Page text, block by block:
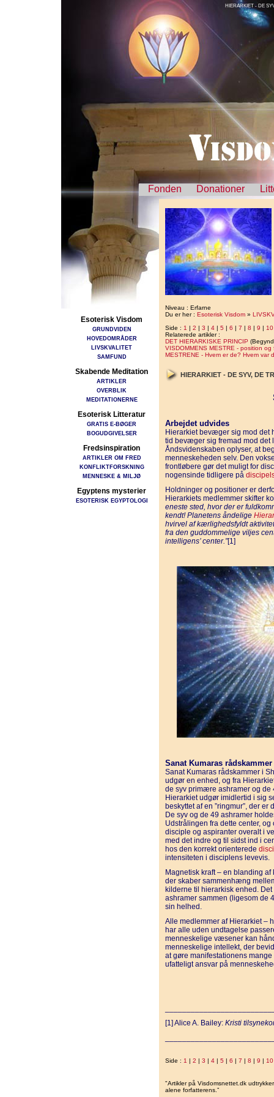
HIERARKIET - DE
Fonden Donationer
Esoterisk Visdom
GRUNDVIDEN
HOVEDOMRÅDER
LIVSKVALITET
SAMFUND
Skabende Meditation
ARTIKLER
OVERBLIK
MEDITATIONERNE
Esoterisk Litteratur
GRATIS E-BØGER
BOGUDGIVELSER
Fredsinspiration
ARTIKLER OM FRED
KONFLIKTFORSKNING
MENNESKE & MILJØ
Egyptens mysterier
ESOTERISK EGYPTOLOGI
Niveau : Erfarne
Du er her : Esoterisk Visdom »
Side : 1 | 2 | 3 | 4 | 5 | 6 | 7 | 8 | 9 | 10
Relaterede artikler :
DET HIERARKISKE PRINCIP
VISDOMMENS MESTRE - position og
MESTRENE - Hvem er de? Hvem var
HIERARKIET - DE SYV, DE
Arbejdet udvides
Hierarkiet bevæger sig mod det
tid bevæger sig fremad mod det
Åndsvidenskaben oplyser, at
menneskeheden selv. Den
frontløbere gør det muligt for
nogensinde tidligere på
Holdninger og positioner er
Hierarkiets medlemmer skifter
eneste sted, hvor der er
kendt! Planetens åndelige
hvirvel af kærlighedsfyldt
fra den guddommelige viljes
intelligens’ center.”[1]
Sanat Kumaras rådskammer
Sanat Kumaras rådskammer i
udgør en enhed, og fra
de syv primære ashramer og
Hierarkiet udgør imidlertid i sig
beskyttet af en ”ringmur”, der
De syv og de 49 ashramer
Udstrålingen fra dette center,
disciple og aspiranter overalt i
med det indre og til sidst ind i
hos den korrekt orienterede
intensiteten i disciplens levevis.
Magnetisk kraft – en blanding
der skaber sammenhæng
kilderne til hierarkisk enhed.
ashramer sammen (ligesom de
sin helhed.
Alle medlemmer af Hierarkiet –
har alle uden undtagelse
menneskelige væsener kan
menneskelige intellekt, der
at gøre manifestationens
ufatteligt ansvar på
[1] Alice A. Bailey: Kristi
Side : 1 | 2 | 3 | 4 | 5 | 6 | 7 | 8 | 9 | 10
"Artikler på Visdomsnettet.dk
alene forfatterens.”